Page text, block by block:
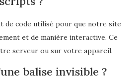
de code utilisé pour que notre site
et de manière interactive. Ce
serveur ou sur votre appareil.
balise invisible ?